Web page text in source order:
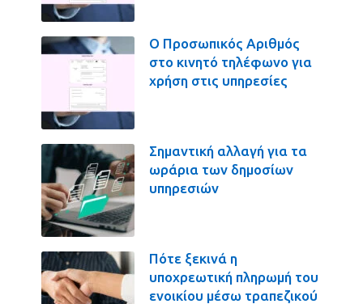
Ο Προσωπικός Αριθμός
στο κινητό τηλέφωνο για
χρήση στις υπηρεσίες
Σημαντική αλλαγή για τα
ωράρια των δημοσίων
υπηρεσιών
Πότε ξεκινά η
υποχρεωτική πληρωμή του
ενοικίου μέσω τραπεζικού